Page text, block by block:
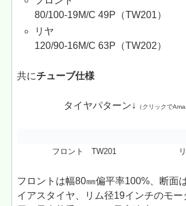
80/100-19M/C 49P（TW201）
リヤ
120/90-16M/C 63P（TW202）
共にチューブ仕様
タイヤパターン↓ （クリックで
フロント TW201
フロントは幅80㎜偏平率100%、断面
イアスタイヤ、リム径19インチのモ